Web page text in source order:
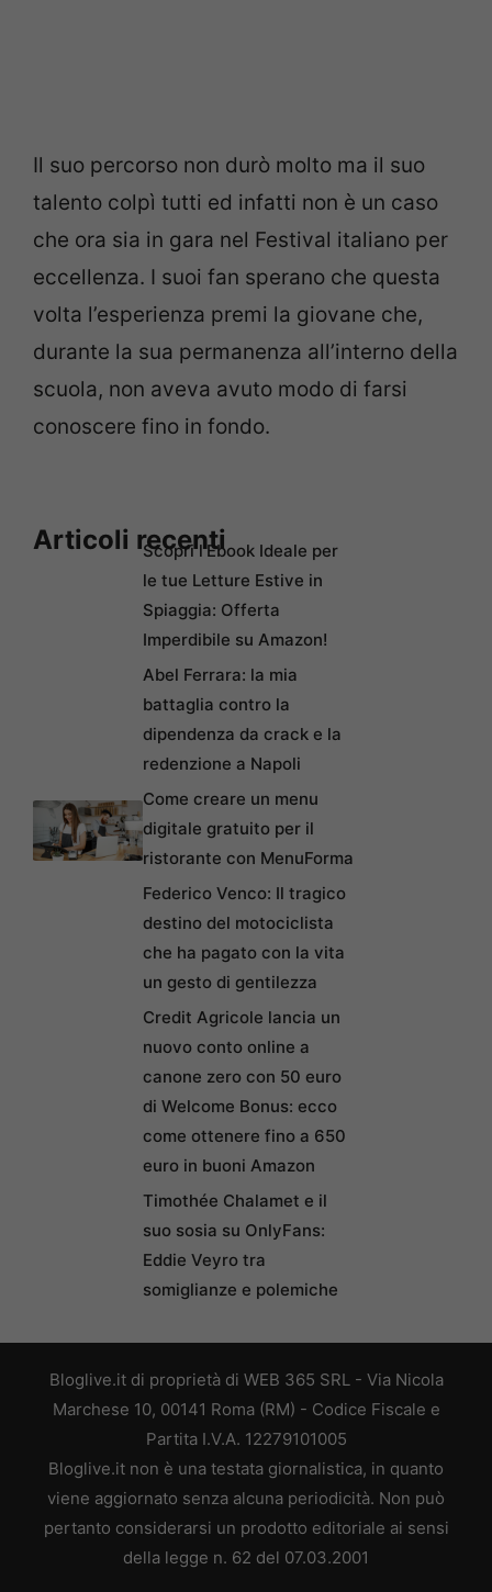
Il suo percorso non durò molto ma il suo
talento colpì tutti ed infatti non è un caso
che ora sia in gara nel Festival italiano per
eccellenza. I suoi fan sperano che questa
volta l’esperienza premi la giovane che,
durante la sua permanenza all’interno della
scuola, non aveva avuto modo di farsi
conoscere fino in fondo.
Articoli recentiScopri l’Ebook Ideale per
le tue Letture Estive in
Spiaggia: Offerta
Imperdibile su Amazon!
Abel Ferrara: la mia
battaglia contro la
dipendenza da crack e la
redenzione a Napoli
Come creare un menu
digitale gratuito per il
ristorante con MenuForma
Federico Venco: Il tragico
destino del motociclista
che ha pagato con la vita
un gesto di gentilezza
Credit Agricole lancia un
nuovo conto online a
canone zero con 50 euro
di Welcome Bonus: ecco
come ottenere fino a 650
euro in buoni Amazon
Timothée Chalamet e il
suo sosia su OnlyFans:
Eddie Veyro tra
somiglianze e polemiche
Bloglive.it di proprietà di WEB 365 SRL - Via Nicola
Marchese 10, 00141 Roma (RM) - Codice Fiscale e
Partita I.V.A. 12279101005
Bloglive.it non è una testata giornalistica, in quanto
viene aggiornato senza alcuna periodicità. Non può
pertanto considerarsi un prodotto editoriale ai sensi
della legge n. 62 del 07.03.2001